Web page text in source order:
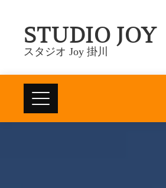
contentSTUDIO JOY
スタジオ Joy 掛川